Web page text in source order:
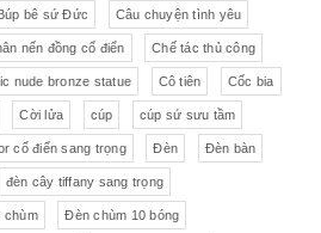
bê sứ Đức Câu chuyện tình yêu
nến đồng cổ điển Chế tác thủ công
nude bronze statue Cô tiên Cốc bia
Cời lửa cúp cúp sứ sưu tầm
cổ điển sang trọng Đèn Đèn bàn
đèn cây tiffany sang trọng
chùm Đèn chùm 10 bóng